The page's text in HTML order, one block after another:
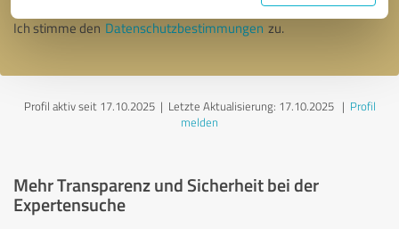
Ich stimme den Datenschutzbestimmungen zu.
Profil aktiv seit 17.10.2025 | Letzte Aktualisierung: 17.10.2025| Profil
melden
Mehr Transparenz und Sicherheit bei der
Expertensuche